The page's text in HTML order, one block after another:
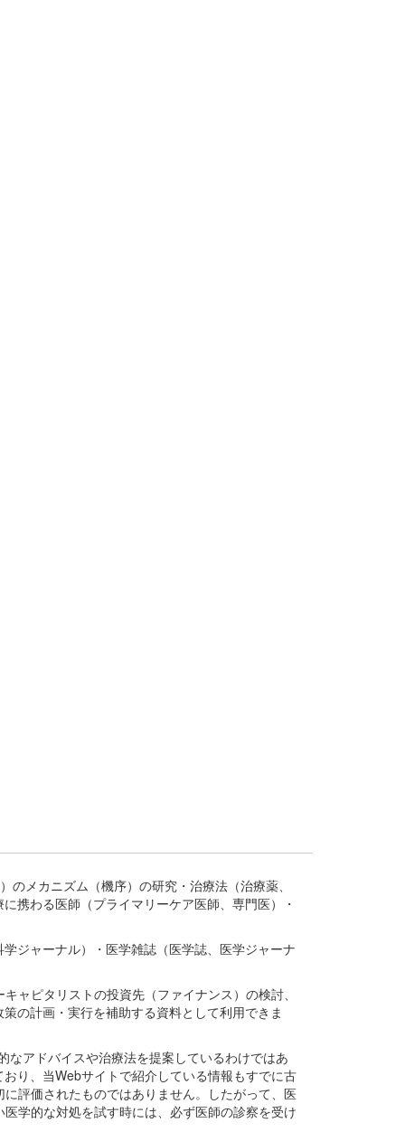
メカニズム（機序）の研究・治療法（治療薬、
携わる医師（プライマリーケア医師、専門医）・
ジャーナル）・医学雑誌（医学誌、医学ジャーナ
ャピタリストの投資先（ファイナンス）の検討、
の計画・実行を補助する資料として利用できま
なアドバイスや治療法を提案しているわけではあ
り、当Webサイトで紹介している情報もすでに古
評価されたものではありません。したがって、医
学的な対処を試す時には、必ず医師の診察を受け